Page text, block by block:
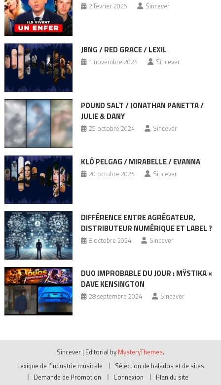
2 février 2025 Sincever
JBNG / RED GRACE / LEXIL
1 novembre 2024 Sincever
POUND SALT / JONATHAN PANETTA /
JULIE & DANY
25 octobre 2024 Sincever
KLÔ PELGAG / MIRABELLE / EVANNA
20 octobre 2024 Sincever
DIFFÉRENCE ENTRE AGRÉGATEUR,
DISTRIBUTEUR NUMÉRIQUE ET LABEL ?
8 octobre 2024 Sincever
DUO IMPROBABLE DU JOUR : MŸSTIKA ×
DAVE KENSINGTON
28 septembre 2024 Sincever
Sincever | Editorial by MysteryThemes.
Lexique de l’industrie musicale
Sélection de balados et de sites
Demande de Promotion
Connexion Plan du site